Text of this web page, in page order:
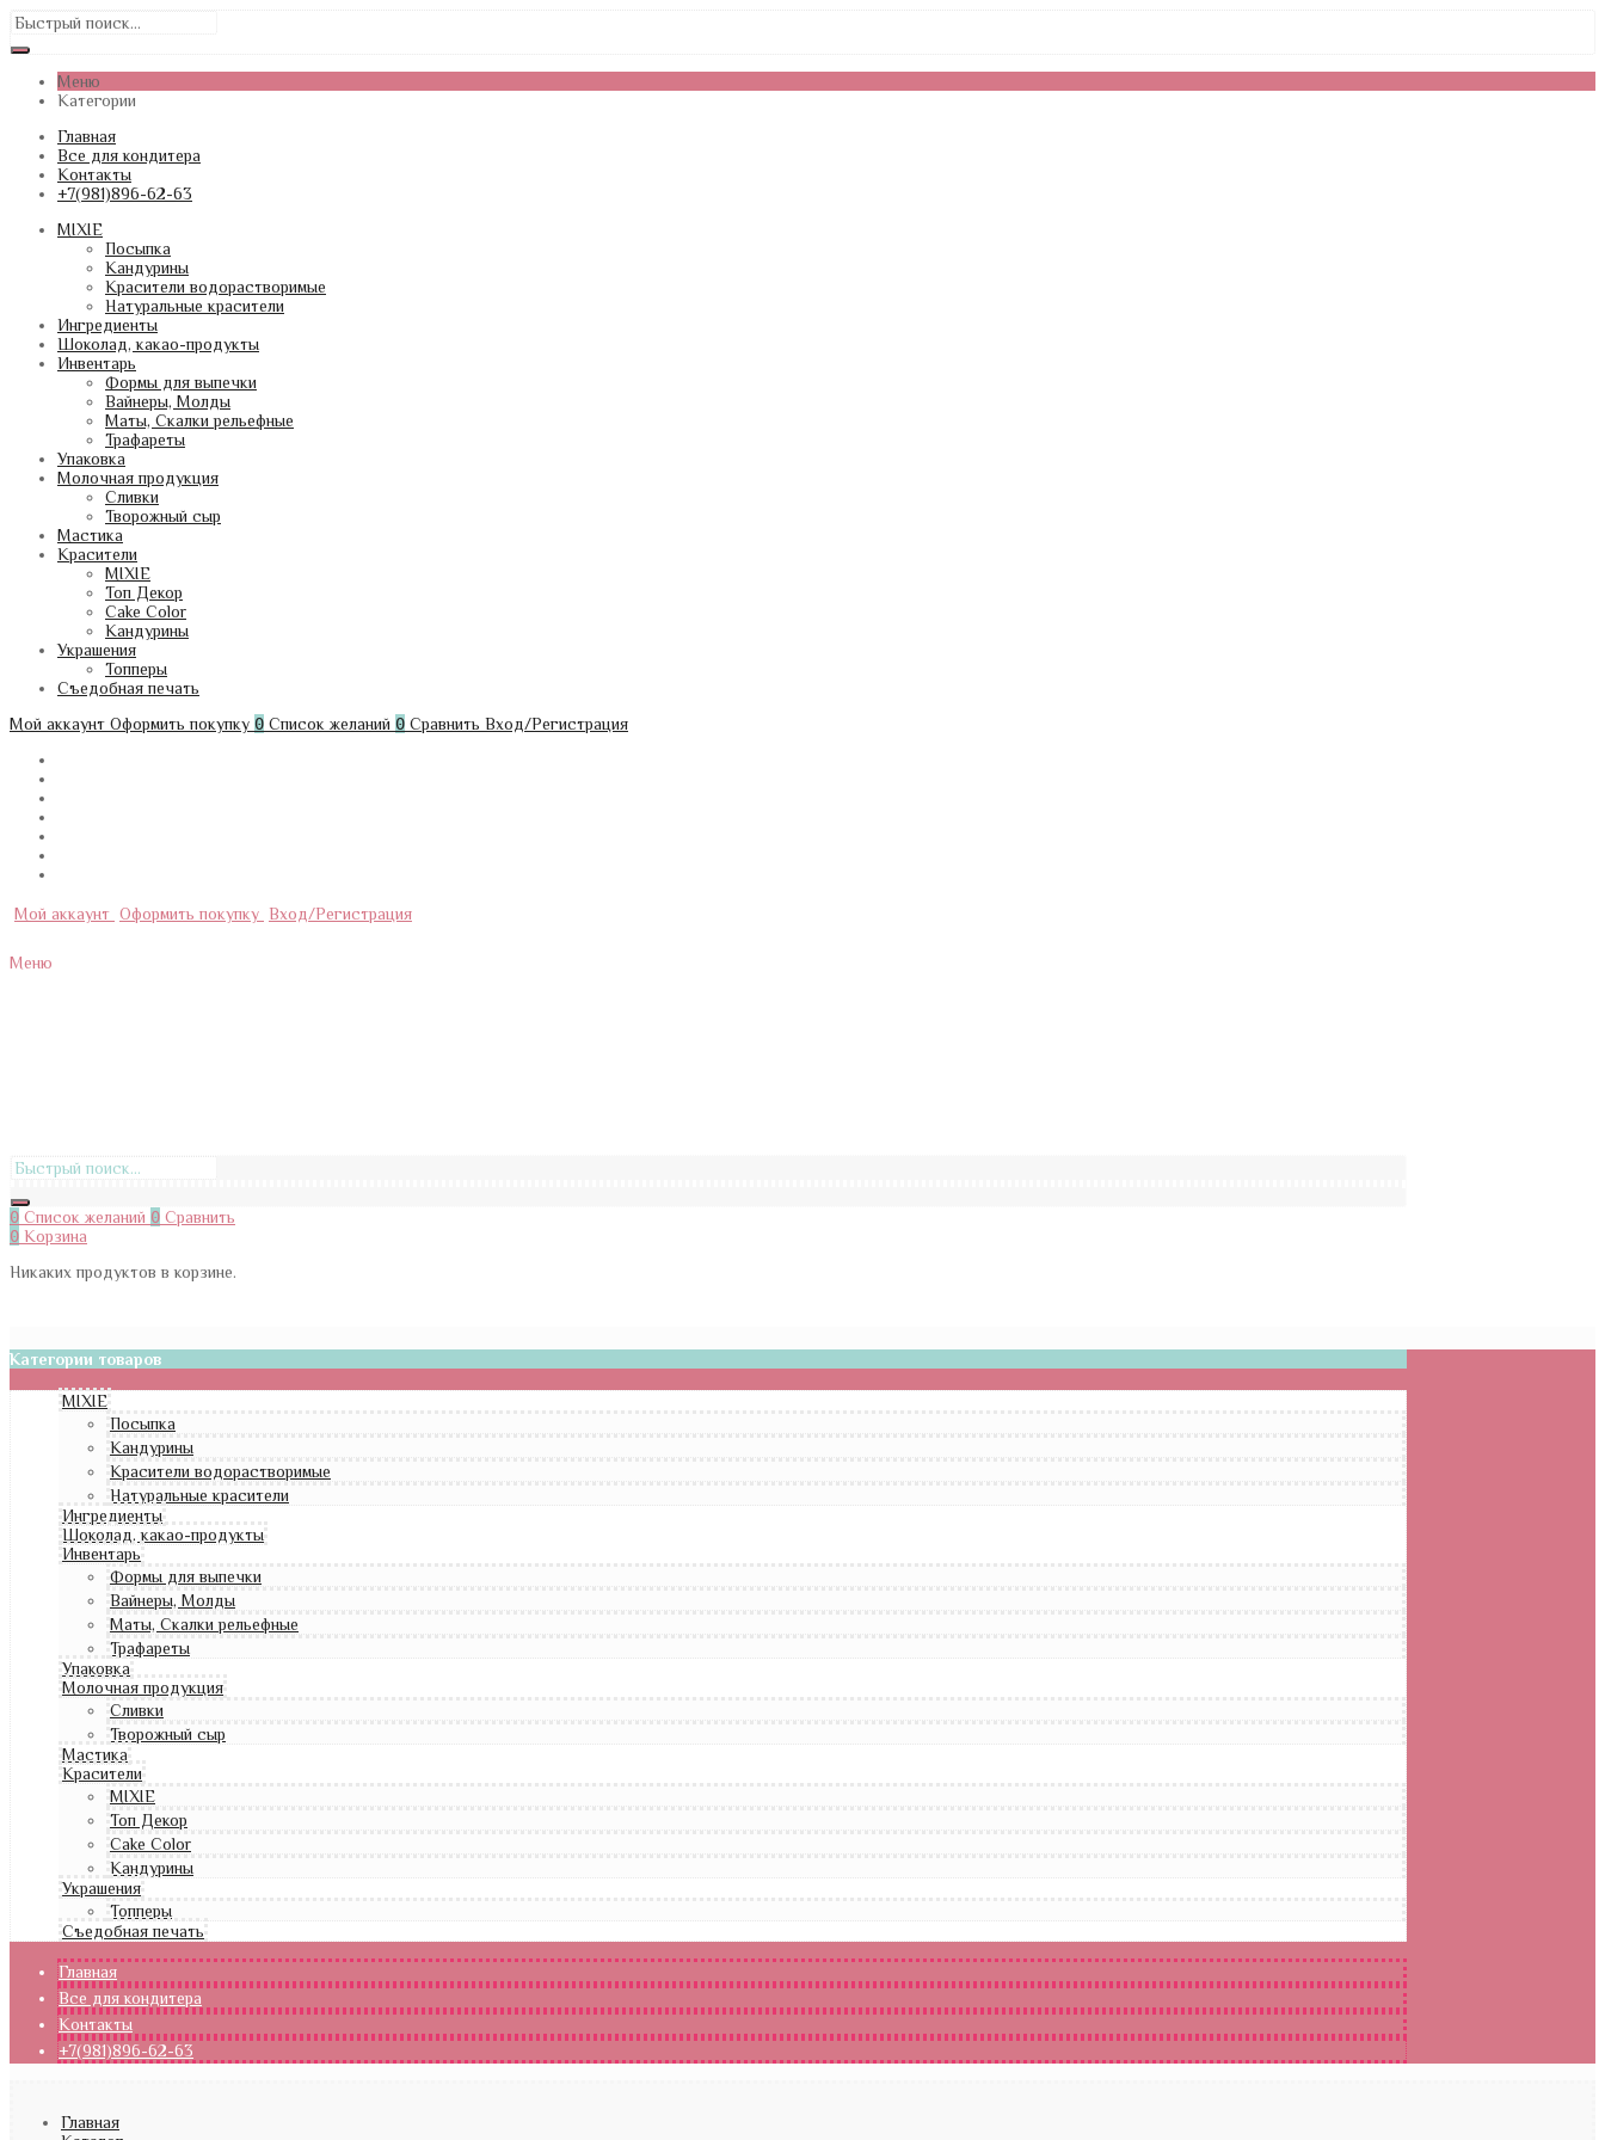
Меню
Категории
Главная
Все для кондитера
Контакты
+7(981)896-62-63
MIXIE
Посыпка
Кандурины
Красители водорастворимые
Натуральные красители
Ингредиенты
Шоколад, какао-продукты
Инвентарь
Формы для выпечки
Вайнеры, Молды
Маты, Скалки рельефные
Трафареты
Упаковка
Молочная продукция
Сливки
Творожный сыр
Мастика
Красители
MIXIE
Топ Декор
Cake Color
Кандурины
Украшения
Топперы
Съедобная печать
Мой аккаунт Оформить покупку 0 Список желаний 0 Сравнить Вход/Регистрация
Мой аккаунт Оформить покупку Вход/Регистрация
Меню
0 Список желаний 0 Сравнить
0 Корзина
Никаких продуктов в корзине.
Категории товаров
MIXIE
Посыпка
Кандурины
Красители водорастворимые
Натуральные красители
Ингредиенты
Шоколад, какао-продукты
Инвентарь
Формы для выпечки
Вайнеры, Молды
Маты, Скалки рельефные
Трафареты
Упаковка
Молочная продукция
Сливки
Творожный сыр
Мастика
Красители
MIXIE
Топ Декор
Cake Color
Кандурины
Украшения
Топперы
Съедобная печать
Главная
Все для кондитера
Контакты
+7(981)896-62-63
Главная